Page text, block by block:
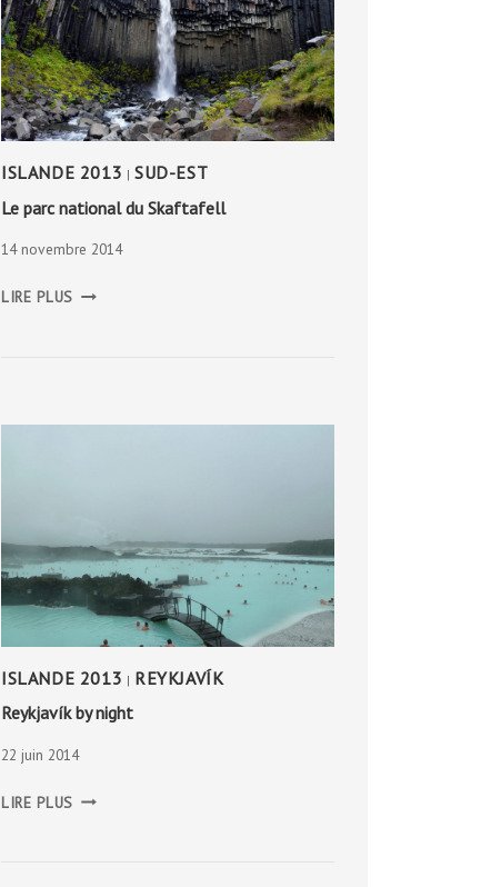
ISLANDE 2013 | SUD-EST
Le parc national du Skaftafell
14 novembre 2014
LIRE PLUS PARC
ISLANDE 2013 | REYKJAVÍK
Reykjavík by night
22 juin 2014
LIRE PLUS